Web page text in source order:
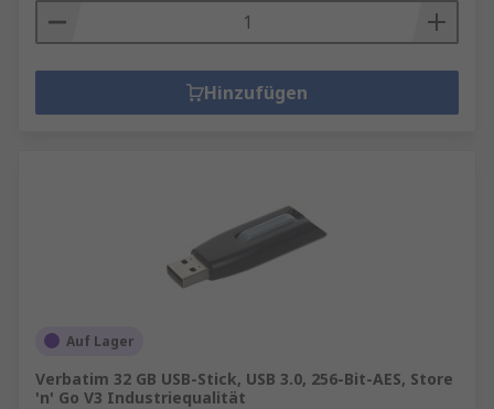
Hinzufügen
Auf Lager
Verbatim 32 GB USB-Stick, USB 3.0, 256-Bit-AES, Store
'n' Go V3 Industriequalität